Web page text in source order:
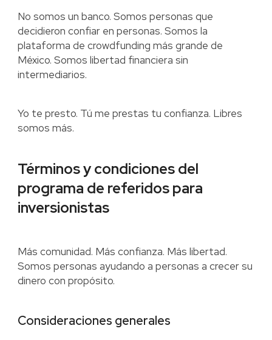
No somos un banco. Somos personas que
decidieron confiar en personas. Somos la
plataforma de crowdfunding más grande de
México. Somos libertad financiera sin
intermediarios.
Yo te presto. Tú me prestas tu confianza. Libres
somos más.
Términos y condiciones del
programa de referidos para
inversionistas
Más comunidad. Más confianza. Más libertad.
Somos personas ayudando a personas a crecer su
dinero con propósito.
Consideraciones generales